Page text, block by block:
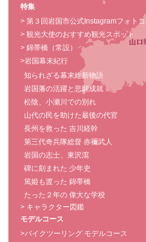
特集
> 第３回岩国市公式Instagramフォトコ
> 観光大使のおすすめ観光スポット
> 錦帯橋（常設）
>岩国幕末紀行
知られざる幕末維新物語
岩国藩の活躍と悲願成就
松陰、小瀬川での別れ
山代の民を助けた最後の代官
長州を救った 吉川経幹
第三代奇兵隊総督 赤禰武人
岩国の志士、東沢瀉
碑に刻まれた 少年史
篤姫も渡った 錦帯橋
たった２年の 偉大な学校
> キャラクター図鑑
モデルコース
>バイクツーリング モデルコース